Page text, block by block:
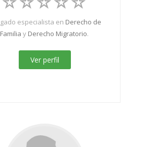
especialista en Derecho de
Familia y Derecho Migratorio.
Ver perfil